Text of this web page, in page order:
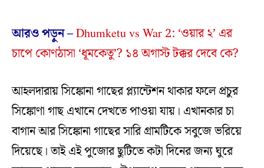
আরও পড়ুন –Dhumketu vs War 2: ‘ওয়ার ২’ এর
চাপে কোণঠাসা ‘ধূমকেতু’? ১৪ অগাস্ট টক্কর দেবে কে?
আহলদারায় সিঙ্কোনা গাছের প্ল্যান্টেশন থাকার ফলে প্রচুর
সিঙ্কোণা গাছ এখানে দেখতে পাওয়া যায়। এখানকার চা
বাগান আর সিঙ্কোনা গাছের সারি গ্রামটিকে সবুজে ভরিয়ে
দিয়েছে। তাই এই পুজোর ছুটিতে কটা দিনের জন্য ঘুরে